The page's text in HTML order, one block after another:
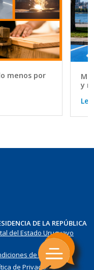
menos por
y
DE LA REPÚBLICA
del Estado Uruguayo
de Uso
de Privacidad